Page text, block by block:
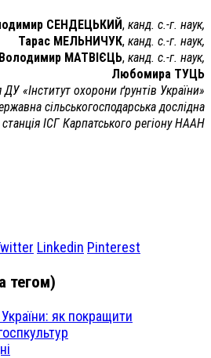
СЕНДЕЦЬКИЙ, канд. с.-г. наук,
Тарас МЕЛЬНИЧУК, канд. с.-г. наук,
Володимир МАТВІЄЦЬ, канд. с.-г. наук,
Любомира ТУЦЬ
ДУ «Інститут охорони ґрунтів України»
сільськогосподарська дослідна
станція ІСГ Карпатського регіону НААН
Linkedin Pinterest
тегом)